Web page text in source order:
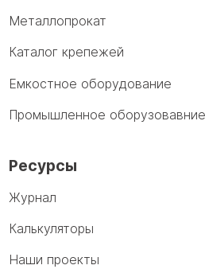
Металлопрокат
Каталог крепежей
Емкостное оборудование
Промышленное оборузовавние
Ресурсы
Журнал
Калькуляторы
Наши проекты